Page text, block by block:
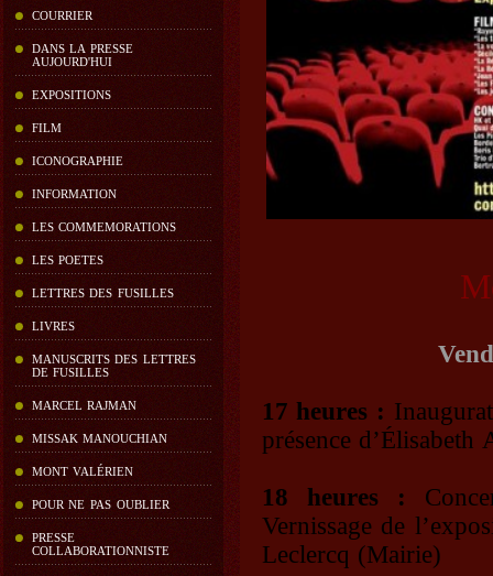
COURRIER
DANS LA PRESSE
AUJOURD'HUI
EXPOSITIONS
FILM
ICONOGRAPHIE
INFORMATION
LES COMMEMORATIONS
LES POETES
LETTRES DES FUSILLES
LIVRES
MANUSCRITS DES LETTRES
DE FUSILLES
MARCEL RAJMAN
MISSAK MANOUCHIAN
MONT VALÉRIEN
POUR NE PAS OUBLIER
PRESSE
COLLABORATIONNISTE
17 heures :
présence d’Élisabeth
18 heures :
Vernissage de
Leclercq (Mairie)